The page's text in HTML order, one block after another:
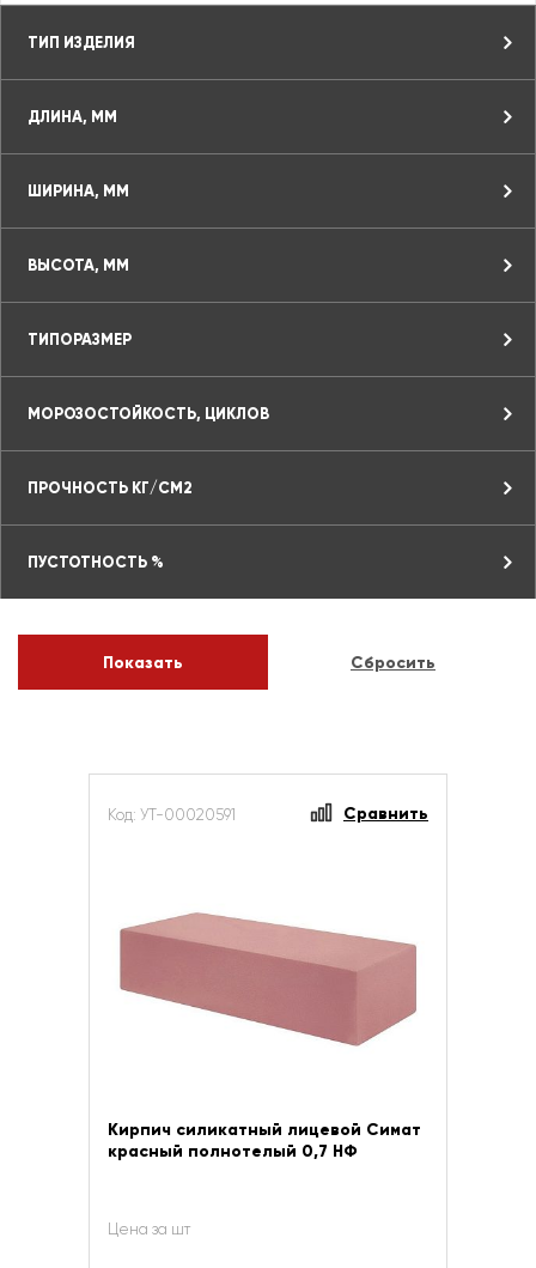
ТИП ИЗДЕЛИЯ
ДЛИНА, ММ
ШИРИНА, ММ
ВЫСОТА, ММ
ТИПОРАЗМЕР
МОРОЗОСТОЙКОСТЬ, ЦИКЛОВ
ПРОЧНОСТЬ КГ/СМ2
ПУСТОТНОСТЬ %
Код: УТ-00020591 Сравнить
Кирпич силикатный лицевой Симат
красный полнотелый 0,7 НФ
Цена за шт